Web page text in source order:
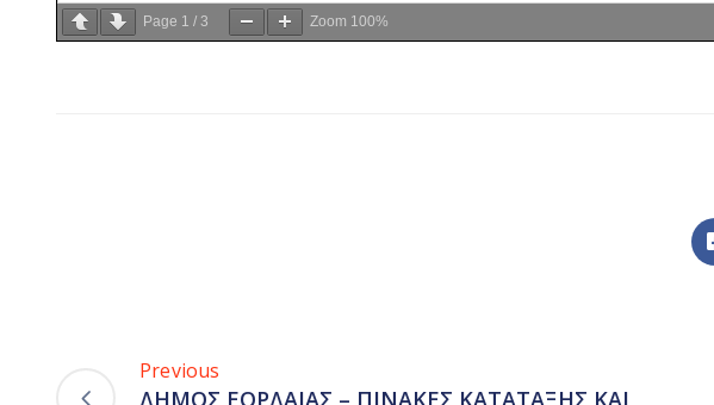
Page 1 / 3 Zoom 100%
Previous
ΔΗΜΟΣ ΕΟΡΔΑΙΑΣ – ΠΙΝΑΚΕΣ ΚΑΤΑΤΑΞΗΣ ΚΑΙ